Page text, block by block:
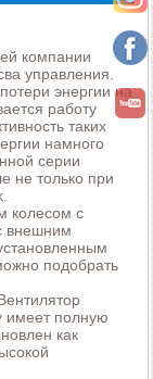
компании
управления.
энергии на
работу
таких
намного
серии
не только при
колесом с
внешним
подобрать
имеет полную
как